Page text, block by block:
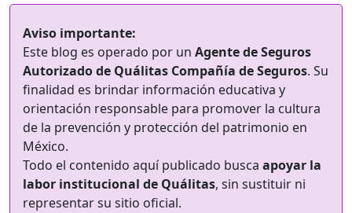
Aviso importante:
Este blog es operado por un Agente de Seguros
Autorizado de Quálitas Compañía de Seguros. Su
finalidad es brindar información educativa y
orientación responsable para promover la cultura
de la prevención y protección del patrimonio en
México.
Todo el contenido aquí publicado busca apoyar la
labor institucional de Quálitas, sin sustituir ni
representar su sitio oficial.